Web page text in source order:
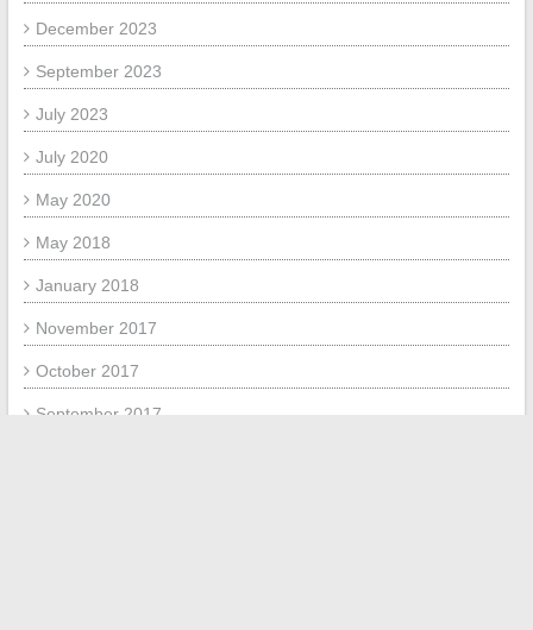
December 2023
September 2023
July 2023
July 2020
May 2020
May 2018
January 2018
November 2017
October 2017
September 2017